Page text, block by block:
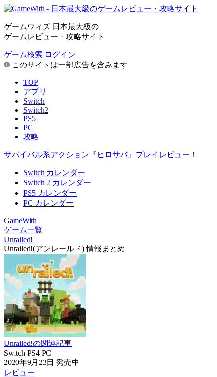
ゲームウィズ 日本最大級の
ゲームレビュー・攻略サイト
ゲーム検索 ログイン
このサイトは一部広告を含みます
TOP
アプリ
Switch
Switch2
PS5
PC
攻略
サバイバル系アクション『ヒロサバ』プレイレビュー！
Switch カレンダー
Switch 2 カレンダー
PS5 カレンダー
PC カレンダー
GameWith
ゲーム一覧
Unrailed!
Unrailed!(アンレールド) 情報まとめ
Unrailed!の関連記事
Switch PS4 PC
2020年9月23日 発売中
レビュー